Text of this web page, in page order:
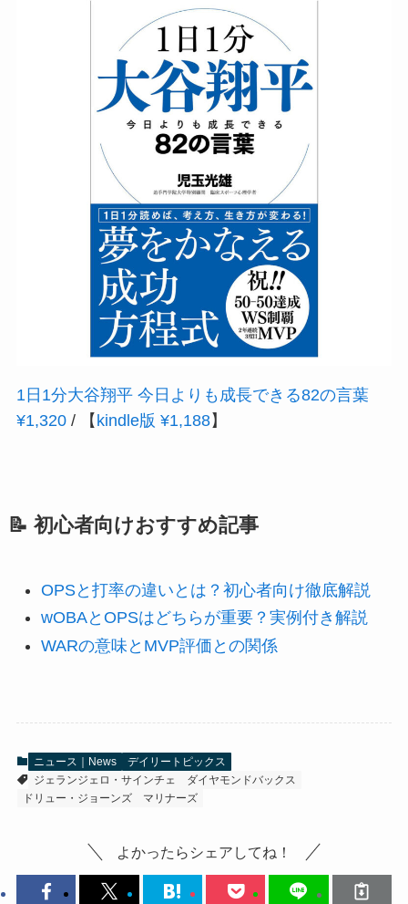
1日1分大谷翔平 今日よりも成長できる82の言葉
¥1,320/ 【 kindle版 ¥1,188】
📝 初心者向けおすすめ記事
OPSと打率の違いとは？初心者向け徹底解説
wOBAとOPSはどちらが重要？実例付き解説
WARの意味とMVP評価との関係
ニュース｜News
デイリートピックス
ジェランジェロ・サインチェ
ダイヤモンドバックス
ドリュー・ジョーンズ
マリナーズ
よかったらシェアしてね！